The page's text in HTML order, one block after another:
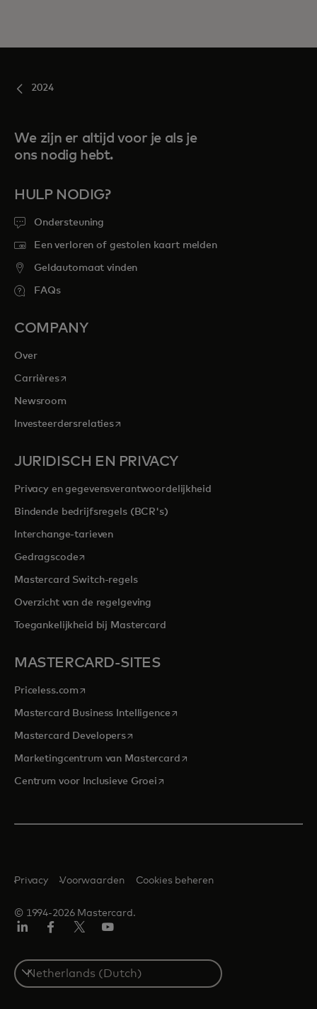
2024
We zijn er altijd voor je als je
ons nodig hebt.
HULP NODIG?
Ondersteuning
Een verloren of gestolen kaart melden
Geldautomaat vinden
FAQs
COMPANY
Over
Carrièresopens in a new tab
Newsroom
Investeerdersrelatiesopens in a new tab
JURIDISCH EN PRIVACY
Privacy en gegevensverantwoordelijkheid
Bindende bedrijfsregels (BCR's)
Interchange-tarieven
Gedragscodeopens in a new tab
Mastercard Switch-regels
Overzicht van de regelgeving
Toegankelijkheid bij Mastercard
MASTERCARD-SITES
Priceless.com opens in a new tab
Mastercard Business Intelligenceopens in a new tab
Mastercard Developersopens in a new tab
Marketingcentrum van Mastercardopens in a new tab
Centrum voor Inclusieve Groeiopens in a new tab
© 1994-2026 Mastercard.
Privacy Voorwaarden Cookies beheren
Select
a
country